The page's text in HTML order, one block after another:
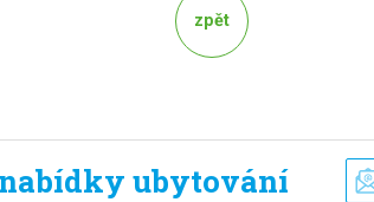
zpět
ubytování